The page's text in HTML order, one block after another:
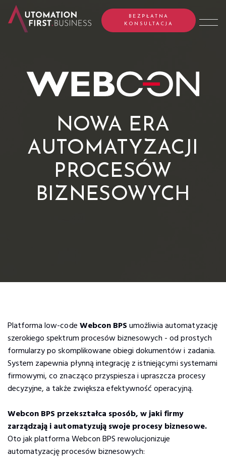
BEZPŁATNA
KONSULTACJA
NOWA ERA
AUTOMATYZACJI
PROCESÓW
BIZNESOWYCH
Platforma low-codeWebcon BPSumożliwia automatyzację
szerokiego spektrum procesów biznesowych - od prostych
formularzy po skomplikowane obiegi dokumentów i zadania.
System zapewnia płynną integrację z istniejącymi systemami
firmowymi, co znacząco przyspiesza i upraszcza procesy
decyzyjne, a także zwiększa efektywność operacyjną.
Webcon BPS przekształca sposób, w jaki firmy
zarządzają i automatyzują swoje procesy biznesowe.
Oto jak platforma Webcon BPS rewolucjonizuje
automatyzację procesów biznesowych: